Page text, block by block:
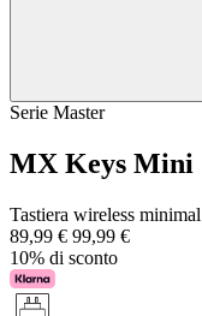
Serie Master
MX Keys Mini
Tastiera wireless
89,99 € 99,99 €
10% di sconto